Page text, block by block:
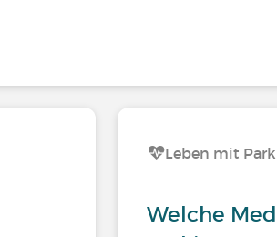
Leben mit
Welche